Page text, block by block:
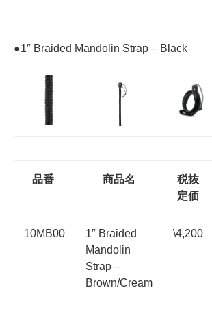
●1″ Braided Mandolin Strap – Black
品番 商品名
税抜
定価
10MB00
1″ Braided
Mandolin
Strap –
Brown/Cream
\4,200